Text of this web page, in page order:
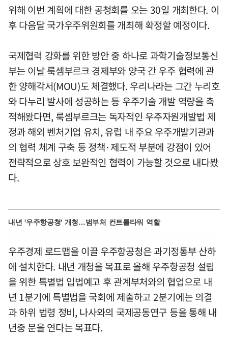
위해 이번 계획에 대한 공청회를 오는 30일 개최한다. 이
후 다음달 국가우주위원회를 개최해 확정할 예정이다.
국제협력 강화를 위한 방안 중 하나로 과학기술정보통신
부는 이날 룩셈부르크 경제부와 양국 간 우주 협력에 관
한 양해각서(MOU)도 체결했다. 우리나라는 그간 누리호
와 다누리 발사에 성공하는 등 우주기술 개발 역량을 축
적해왔다면, 룩셈부르크는 독자적인 우주자원개발법 제
정과 해외 벤처기업 유치, 유럽 내 주요 우주개발기관과
의 협력 체계 구축 등 정책·제도적 부분에 강점이 있어
전략적으로 상호 보완적인 협력이 가능할 것으로 내다봤
다.
내년 '우주항공청' 개청…범부처 컨트롤타워 역할
우주경제 로드맵을 이끌 우주항공청은 과기정통부 산하
에 설치한다. 내년 개청을 목표로 올해 우주항공청 설립
을 위한 특별법 입법예고 후 관계부처와의 협업으로 내
년 1분기에 특별법을 국회에 제출하고 2분기에는 의결
과 하위 법령 정비, 나사와의 국제공동연구 등을 통해 내
년중 문을 연다는 목표다.